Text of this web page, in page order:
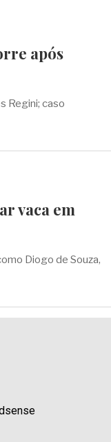
após
Regini; caso
vaca em
Diogo de Souza,